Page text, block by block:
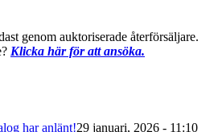
genom auktoriserade återförsäljare.
Klicka här för att ansöka.
har anlänt!29 januari, 2026 - 11:10